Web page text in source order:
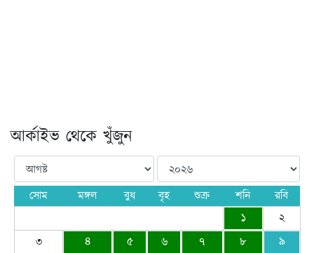
আর্কাইভ থেকে খুঁজুন
সোম মঙ্গল বুধ বৃহ শুক্র শনি
রবি
১
২
৩
৪ ৫ ৬ ৭ ৮
৯